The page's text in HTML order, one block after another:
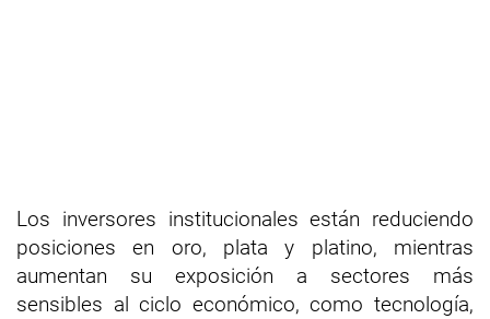
Los inversores institucionales están reduciendo
posiciones en oro, plata y platino, mientras
aumentan su exposición a sectores más
sensibles al ciclo económico, como tecnología,